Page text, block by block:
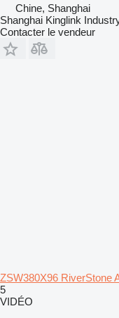
Chine, Shanghai
Shanghai Kinglink
Contacter le vendeur
ZSW380X96 RiverStone
5
VIDÉO